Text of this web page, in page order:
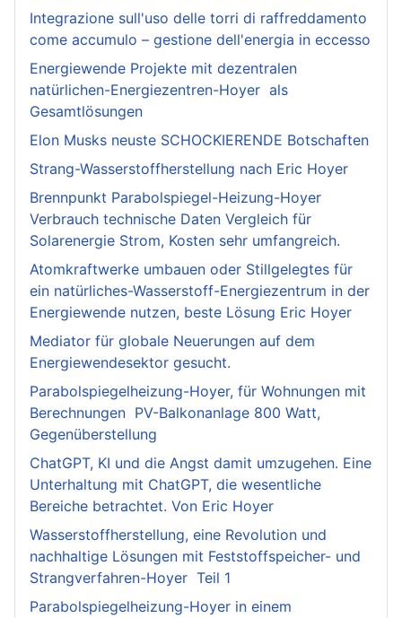
Integrazione sull'uso delle torri di raffreddamento
come accumulo – gestione dell'energia in eccesso
Energiewende Projekte mit dezentralen
natürlichen-Energiezentren-Hoyer als
Gesamtlösungen
Elon Musks neuste SCHOCKIERENDE Botschaften
Strang-Wasserstoffherstellung nach Eric Hoyer
Brennpunkt Parabolspiegel-Heizung-Hoyer
Verbrauch technische Daten Vergleich für
Solarenergie Strom, Kosten sehr umfangreich.
Atomkraftwerke umbauen oder Stillgelegtes für
ein natürliches-Wasserstoff-Energiezentrum in der
Energiewende nutzen, beste Lösung Eric Hoyer
Mediator für globale Neuerungen auf dem
Energiewendesektor gesucht.
Parabolspiegelheizung-Hoyer, für Wohnungen mit
Berechnungen PV-Balkonanlage 800 Watt,
Gegenüberstellung
ChatGPT, KI und die Angst damit umzugehen. Eine
Unterhaltung mit ChatGPT, die wesentliche
Bereiche betrachtet. Von Eric Hoyer
Wasserstoffherstellung, eine Revolution und
nachhaltige Lösungen mit Feststoffspeicher- und
Strangverfahren-Hoyer Teil 1
Parabolspiegelheizung-Hoyer in einem